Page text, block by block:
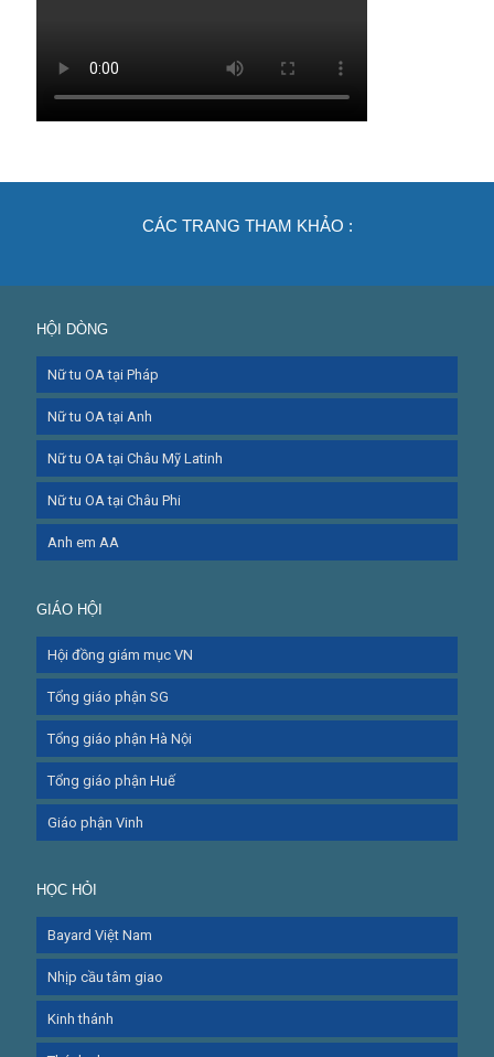
CÁC TRANG THAM KHẢO :
HỘI DÒNG
Nữ tu OA tại Pháp
Nữ tu OA tại Anh
Nữ tu OA tại Châu Mỹ Latinh
Nữ tu OA tại Châu Phi
Anh em AA
GIÁO HỘI
Hội đồng giám mục VN
Tổng giáo phận SG
Tổng giáo phận Hà Nội
Tổng giáo phận Huế
Giáo phận Vinh
HỌC HỎI
Bayard Việt Nam
Nhịp cầu tâm giao
Kinh thánh